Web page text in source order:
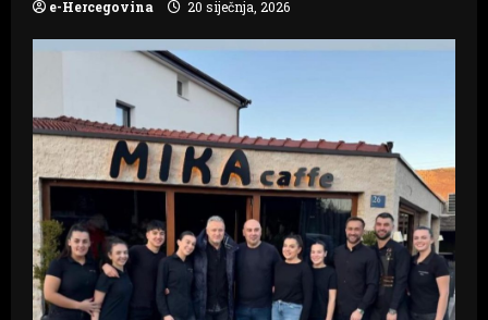
e-Hercegovina 20 siječnja, 2026